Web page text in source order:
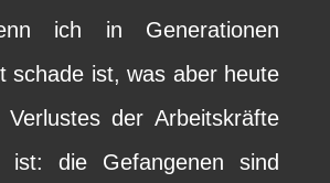
ich in Generationen
schade ist, was aber heute
der Arbeitskräfte
ist: die Gefangenen sind